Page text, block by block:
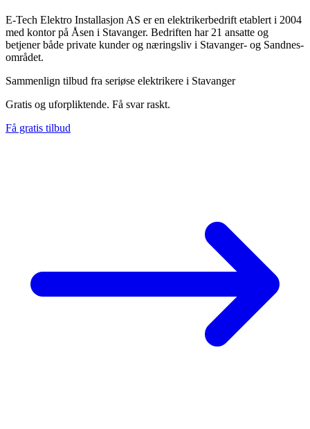
E-Tech Elektro Installasjon AS er en elektrikerbedrift etablert i 2004
med kontor på Åsen i Stavanger. Bedriften har 21 ansatte og
betjener både private kunder og næringsliv i Stavanger- og Sandnes-
området.
Sammenlign tilbud fra seriøse elektrikere i Stavanger
Gratis og uforpliktende. Få svar raskt.
Få gratis tilbud